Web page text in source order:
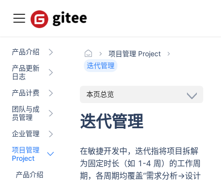
产品介绍
产品更新
日志
产品计费
团队与成
员管理
企业管理
项目管理
Project
产品介绍
项目管理 Project
迭代管理
本页总览
迭代管理
在敏捷开发中，迭代指将项目拆解
为固定时长（如 1-4 周）的工作周
期，各周期均覆盖“需求分析→设计